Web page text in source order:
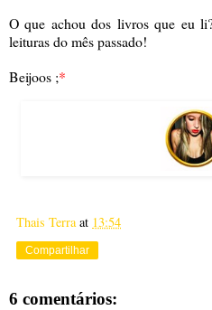
O que achou dos livros que eu
leituras do mês passado!
Beijoos ;*
Thais Terra at 13:54
Compartilhar
6 comentários: